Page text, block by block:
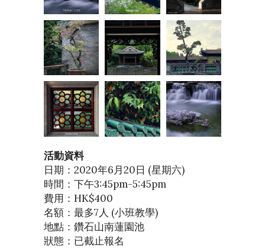
活動資料
日期：2020年6月20日 (星期六)
時間：下午3:45pm-5:45pm
費用：HK$400
名額：最多7人 (小班教學)
地點：鑽石山南蓮園池
狀態：已截止報名